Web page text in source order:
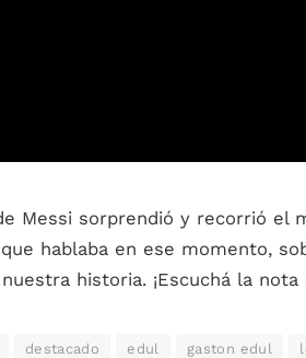
Messi sorprendió y recorrió el
hablaba en ese momento,
historia. ¡Escuchá la nota
destacado edul gaston edul